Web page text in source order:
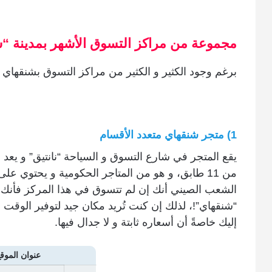
مجموعة من مراكز التسوق الأشهر بمدينة
برغم وجود الكثير و الكثير من مراكز التسوق
1) متجر شنقهاي متعدد الأقسام
يقع المتجر في شارع التسوق و السياحة “نانتيق” و
من 11 طابق، و هو من المتاجر الحكومية و
الشعب الصيني أنك إن لم تتسوق في هذا المركز
“شنقهاي”!، لذلك إن كنت تُريد مكان جيد لتوفير
إليك خاصةً أن أسعاره ثابتة و لا جدال فيها.
عنوان